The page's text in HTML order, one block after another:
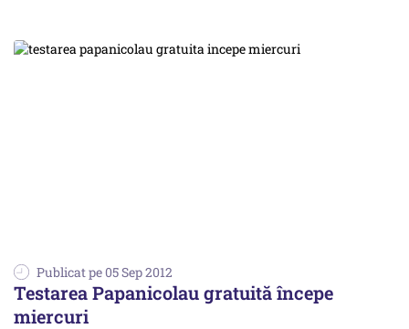
Publicat pe 05 Sep 2012
Testarea Papanicolau gratuită începe
miercuri